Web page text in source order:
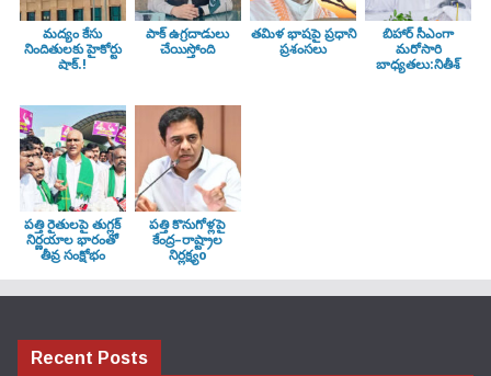
మద్యం కేసు
నిందితులకు హైకోర్టు
షాక్.!
పాక్ ఉగ్రదాడులు
చేయిస్తోంది
తమిళ భాషపై ప్రధాని
ప్రశంసలు
బిహార్ సీఎంగా
మరోసారి
బాధ్యతలు:నితీశ్
పత్తి రైతులపై తుగ్లక్‌
నిర్ణయాల భారంతో
తీవ్ర సంక్షోభం
పత్తి కొనుగోళ్లపై
కేంద్ర–రాష్ట్రాల
నిర్లక్ష్యo
Recent Posts